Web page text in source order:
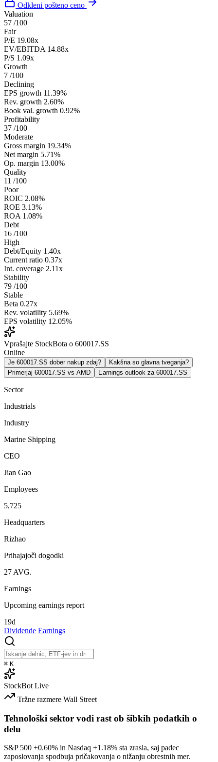
Odkleni pošteno ceno
Valuation
57 /100
Fair
P/E 19.08x
EV/EBITDA 14.88x
P/S 1.09x
Growth
7 /100
Declining
EPS growth 11.39%
Rev. growth 2.60%
Book val. growth 0.92%
Profitability
37 /100
Moderate
Gross margin 19.34%
Net margin 5.71%
Op. margin 13.00%
Quality
11 /100
Poor
ROIC 2.08%
ROE 3.13%
ROA 1.08%
Debt
16 /100
High
Debt/Equity 1.40x
Current ratio 0.37x
Int. coverage 2.11x
Stability
79 /100
Stable
Beta 0.27x
Rev. volatility 5.69%
EPS volatility 12.05%
Vprašajte StockBota o 600017.SS
Online
Je 600017.SS dober nakup zdaj?
Kakšna so glavna tveganja?
Primerjaj 600017.SS vs AMD
Earnings outlook za 600017.SS
Sector
Industrials
Industry
Marine Shipping
CEO
Jian Gao
Employees
5,725
Headquarters
Rizhao
Prihajajoči dogodki
27 AVG.
Earnings
Upcoming earnings report
19d
Dividende Earnings
⌘ K
StockBot Live
Tržne razmere Wall Street
Tehnološki sektor vodi rast ob šibkih podatkih o
delu
S&P 500 +0.60% in Nasdaq +1.18% sta zrasla, saj padec
zaposlovanja spodbuja pričakovanja o nižanju obrestnih mer.